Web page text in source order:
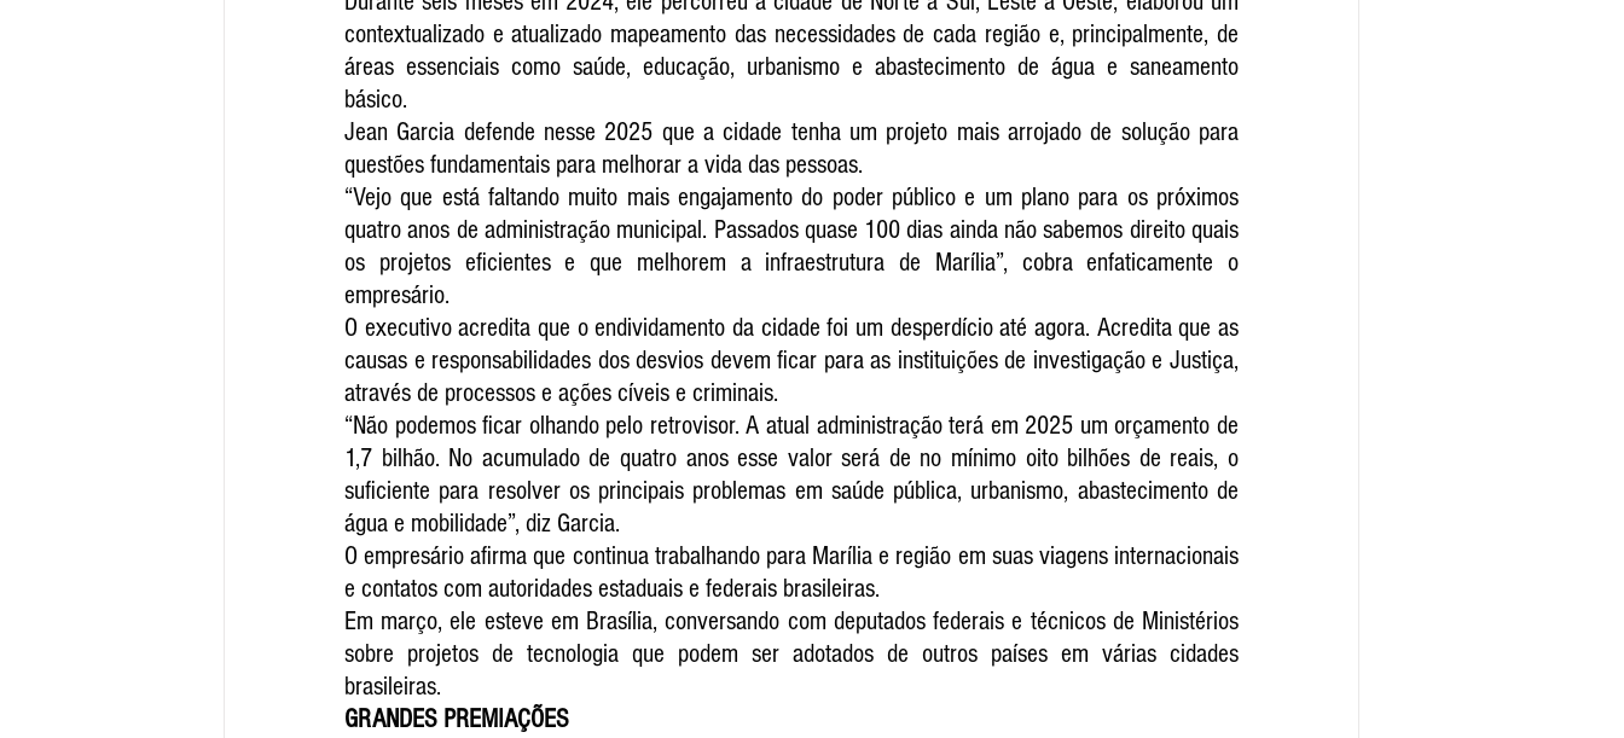
contextualizado e atualizado mapeamento das necessidades de cada região e, principalmente, de
áreas essenciais como saúde, educação, urbanismo e abastecimento de água e saneamento
básico.
Jean Garcia defende nesse 2025 que a cidade tenha um projeto mais arrojado de solução para
questões fundamentais para melhorar a vida das pessoas.
“Vejo que está faltando muito mais engajamento do poder público e um plano para os próximos
quatro anos de administração municipal. Passados quase 100 dias ainda não sabemos direito quais
os projetos eficientes e que melhorem a infraestrutura de Marília”, cobra enfaticamente o
empresário.
O executivo acredita que o endividamento da cidade foi um desperdício até agora. Acredita que as
causas e responsabilidades dos desvios devem ficar para as instituições de investigação e Justiça,
através de processos e ações cíveis e criminais.
“Não podemos ficar olhando pelo retrovisor. A atual administração terá em 2025 um orçamento de
1,7 bilhão. No acumulado de quatro anos esse valor será de no mínimo oito bilhões de reais, o
suficiente para resolver os principais problemas em saúde pública, urbanismo, abastecimento de
água e mobilidade”, diz Garcia.
O empresário afirma que continua trabalhando para Marília e região em suas viagens internacionais
e contatos com autoridades estaduais e federais brasileiras.
Em março, ele esteve em Brasília, conversando com deputados federais e técnicos de Ministérios
sobre projetos de tecnologia que podem ser adotados de outros países em várias cidades
brasileiras.
GRANDES PREMIAÇÕES